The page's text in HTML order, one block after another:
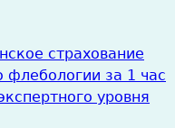
страхование
за 1 час
уровня